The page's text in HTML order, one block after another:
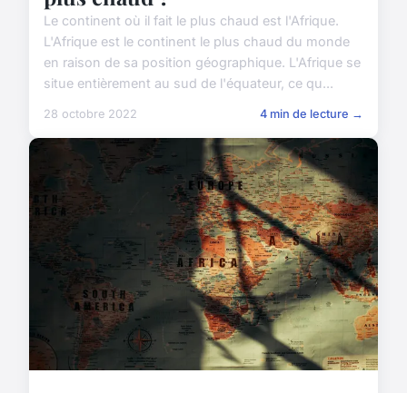
Le continent où il fait le plus chaud est l'Afrique.
L'Afrique est le continent le plus chaud du monde
en raison de sa position géographique. L'Afrique se
situe entièrement au sud de l'équateur, ce qu...
28 octobre 2022 4 min de lecture →